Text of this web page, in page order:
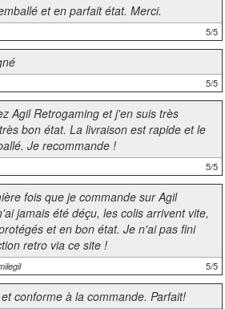
et en parfait état. Merci.
5/5
5/5
Agil Retrogaming et j'en suis très
bon état. La livraison est rapide et le
Je recommande !
5/5
fois que je commande sur Agil
jamais été déçu, les colis arrivent vite,
et en bon état. Je n'ai pas fini
retro via ce site !
5/5
conforme à la commande. Parfait!